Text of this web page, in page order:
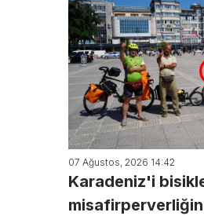
07 Ağustos, 2026 14:42
Karadeniz'i